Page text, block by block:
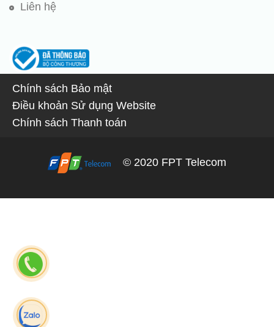
Liên hệ
Chính sách Bảo mật
Điều khoản Sử dụng Website
Chính sách Thanh toán
© 2020 FPT Telecom